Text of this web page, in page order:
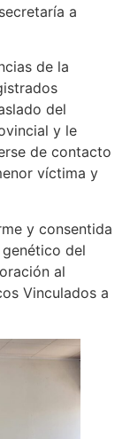
a
de la
del
y le
de contacto
víctima y
y consentida
del
al
Vinculados a